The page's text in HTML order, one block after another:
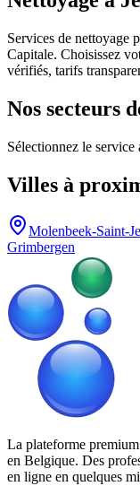
Services de nettoyage
Capitale. Choisissez
vérifiés, tarifs
Nos secteurs
Sélectionnez le service
Villes à
Molenbeek-Saint-
Grimbergen
La plateforme
en Belgique. Des
en ligne en quelques